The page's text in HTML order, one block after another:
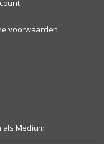
voorwaarden
als Medium